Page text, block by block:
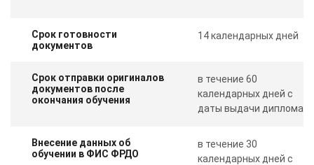
Срок готовности
документов
14 календарных дней
Срок отправки оригиналов
документов после
окончания обучения
в течение 60
календарных дней с
даты выдачи диплома
Внесение данных об
обучении в ФИС ФРДО
в течение 30
календарных дней с